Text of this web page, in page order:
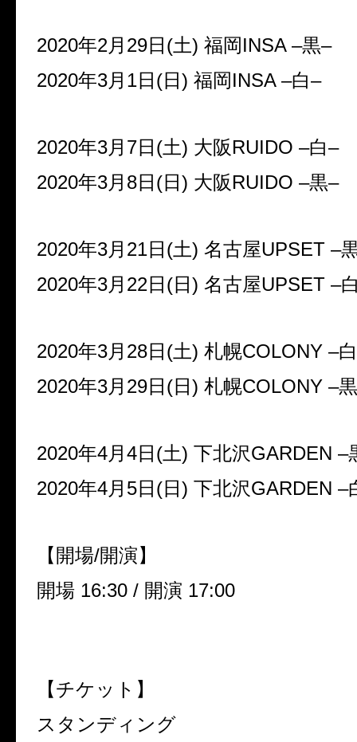
2020年2月 29日 (土) 福岡 INSA –黒–
2020年3月 1日 (日 ) 福岡 INSA –白–
2020年3月 7日 (土) 大阪RUIDO –白–
2020年3月 8日 (日 ) 大阪RUIDO –黒–
2020年3月 21日 (土) 名古屋UPSET –
2020年3月 22日 (日 ) 名古屋UPSET –
2020年3月 28日 (土) 札幌COLONY –白
2020年3月 29日 (日 ) 札幌COLONY –黒
2020年4月 4日 (土) 下北沢GARDEN –
2020年4月 5日 (日 ) 下北沢GARDEN –
【開場/開演】
開場 16:30 / 開演 17:00
【チケット】
スタンディング